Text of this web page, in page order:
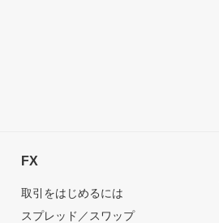
FX
取引をはじめるには
スプレッド／スワップ